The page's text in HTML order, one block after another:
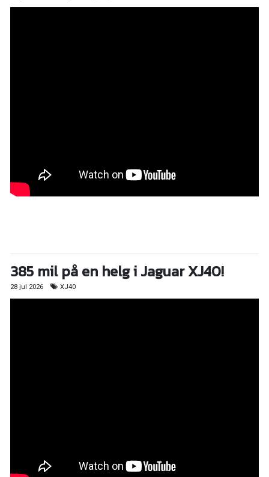
385 mil på en helg i Jaguar XJ40!
28 jul 2026 XJ40